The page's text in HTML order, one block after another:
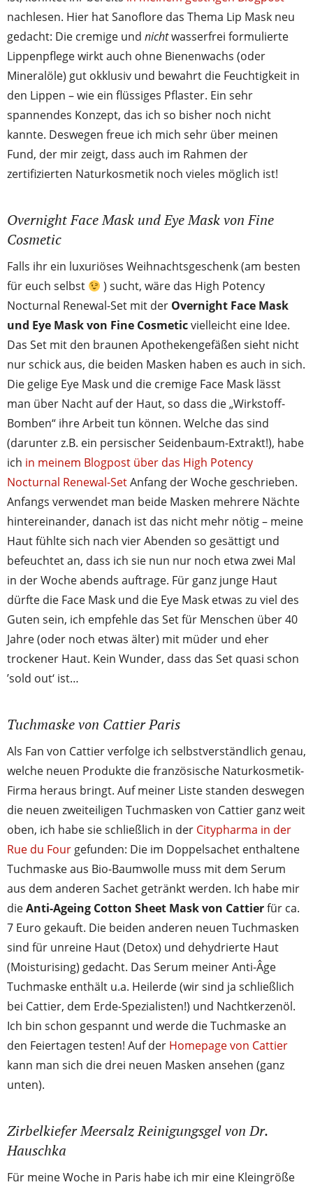
nachlesen. Hier hat Sanoflore das Thema Lip Mask neu
gedacht: Die cremige und nichtwasserfrei formulierte
Lippenpflege wirkt auch ohne Bienenwachs (oder
Mineralöle) gut okklusiv und bewahrt die Feuchtigkeit in
den Lippen – wie ein flüssiges Pflaster. Ein sehr
spannendes Konzept, das ich so bisher noch nicht
kannte. Deswegen freue ich mich sehr über meinen
Fund, der mir zeigt, dass auch im Rahmen der
zertifizierten Naturkosmetik noch vieles möglich ist!
Overnight Face Mask und Eye Mask von Fine
Cosmetic
Falls ihr ein luxuriöses Weihnachtsgeschenk (am besten
für euch selbst
) sucht, wäre das High Potency
Nocturnal Renewal-Set mit der Overnight Face Mask
und Eye Mask von Fine Cosmeticvielleicht eine Idee.
Das Set mit den braunen Apothekengefäßen sieht nicht
nur schick aus, die beiden Masken haben es auch in sich.
Die gelige Eye Mask und die cremige Face Mask lässt
man über Nacht auf der Haut, so dass die „Wirkstoff-
Bomben“ ihre Arbeit tun können. Welche das sind
(darunter z.B. ein persischer Seidenbaum-Extrakt!), habe
ich in meinem Blogpost über das High Potency
Nocturnal Renewal-SetAnfang der Woche geschrieben.
Anfangs verwendet man beide Masken mehrere Nächte
hintereinander, danach ist das nicht mehr nötig – meine
Haut fühlte sich nach vier Abenden so gesättigt und
befeuchtet an, dass ich sie nun nur noch etwa zwei Mal
in der Woche abends auftrage. Für ganz junge Haut
dürfte die Face Mask und die Eye Mask etwas zu viel des
Guten sein, ich empfehle das Set für Menschen über 40
Jahre (oder noch etwas älter) mit müder und eher
trockener Haut. Kein Wunder, dass das Set quasi schon
’sold out‘ ist…
Tuchmaske von Cattier Paris
Als Fan von Cattier verfolge ich selbstverständlich genau,
welche neuen Produkte die französische Naturkosmetik-
Firma heraus bringt. Auf meiner Liste standen deswegen
die neuen zweiteiligen Tuchmasken von Cattier ganz weit
oben, ich habe sie schließlich in der Citypharma in der
Rue du Four gefunden: Die im Doppelsachet enthaltene
Tuchmaske aus Bio-Baumwolle muss mit dem Serum
aus dem anderen Sachet getränkt werden. Ich habe mir
dieAnti-Ageing Cotton Sheet Mask von Cattierfür ca.
7 Euro gekauft. Die beiden anderen neuen Tuchmasken
sind für unreine Haut (Detox) und dehydrierte Haut
(Moisturising) gedacht. Das Serum meiner Anti-Âge
Tuchmaske enthält u.a. Heilerde (wir sind ja schließlich
bei Cattier, dem Erde-Spezialisten!) und Nachtkerzenöl.
Ich bin schon gespannt und werde die Tuchmaske an
den Feiertagen testen! Auf der Homepage von Cattier
kann man sich die drei neuen Masken ansehen (ganz
unten).
Zirbelkiefer Meersalz Reinigungsgel von Dr.
Hauschka
Für meine Woche in Paris habe ich mir eine Kleingröße